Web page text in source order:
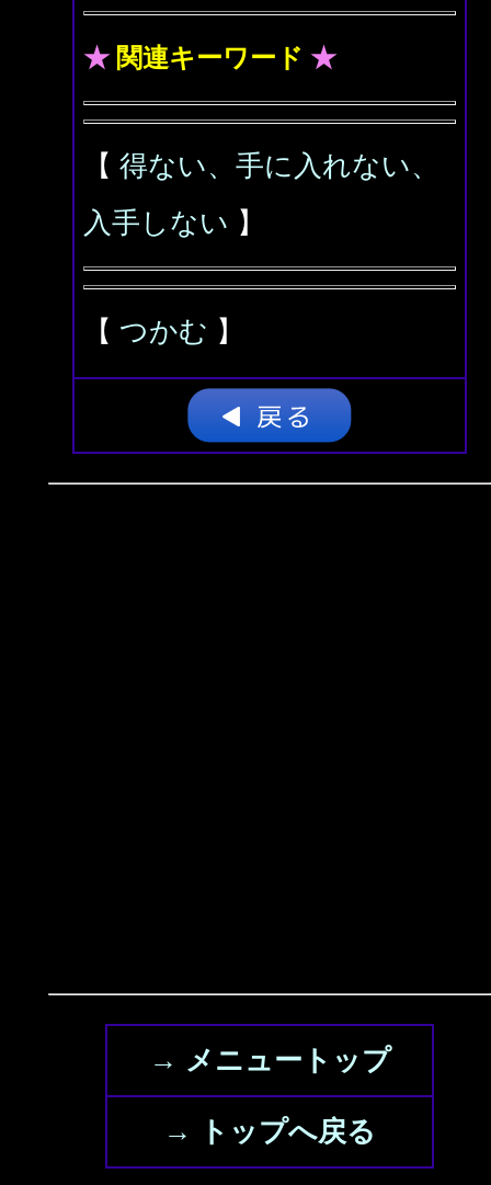
★ 関連キーワード ★
【 得ない、手に入れない、
入手しない 】
【 つかむ 】
→ メニュートップ
→ トップへ戻る